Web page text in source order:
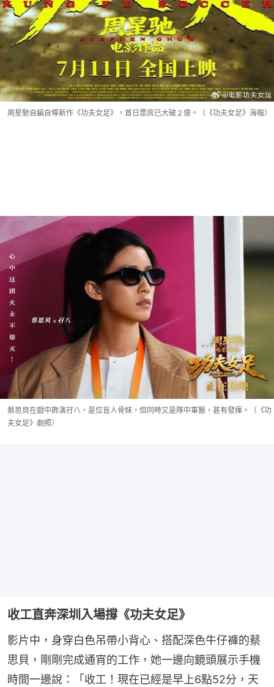
周星馳自編自導新作《功夫女足》，首日票房已大破２億。（《功夫女足》海報）
蔡思貝在戲中飾演孖八，是位盲人骨妹，但同時又是隊中軍醫，甚有發揮。（《功
夫女足》劇照）
收工直奔深圳入場撐《功夫女足》
影片中，身穿白色吊帶小背心、搭配深色牛仔褲的蔡
思貝，剛剛完成通宵的工作，她一邊向鏡頭展示手機
時間一邊說：「收工！現在已經是早上6點52分，天